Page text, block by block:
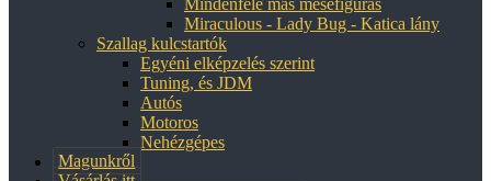
Miraculous - Lady Bug - Katica lány
Szallag kulcstartók
Egyéni elképzelés szerint
Tuning, és JDM
Autós
Motoros
Nehézgépes
Magunkről